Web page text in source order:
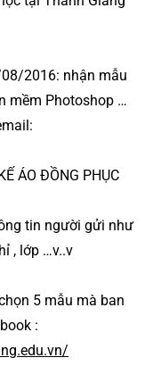
2016: nhận mẫu
mềm Photoshop …
ÁO ĐỒNG PHỤC
tin người gửi như
, lớp …v..v
5 mẫu mà ban